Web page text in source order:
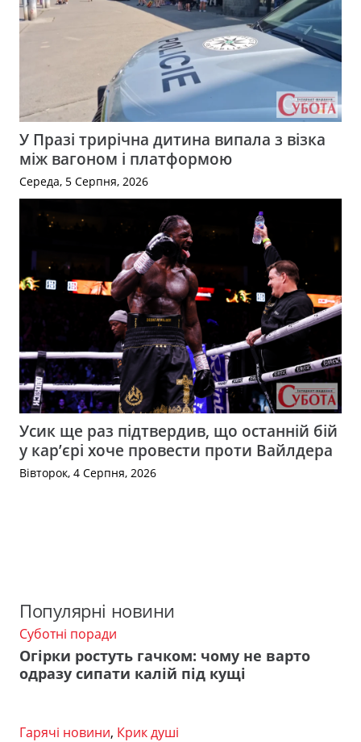
У Празі трирічна дитина випала з візка
між вагоном і платформою
Середа, 5 Серпня, 2026
Усик ще раз підтвердив, що останній бій
у кар’єрі хоче провести проти Вайлдера
Вівторок, 4 Серпня, 2026
Популярні новини
Суботні поради
Огірки ростуть гачком: чому не варто
одразу сипати калій під кущі
Гарячі новини, Крик душі